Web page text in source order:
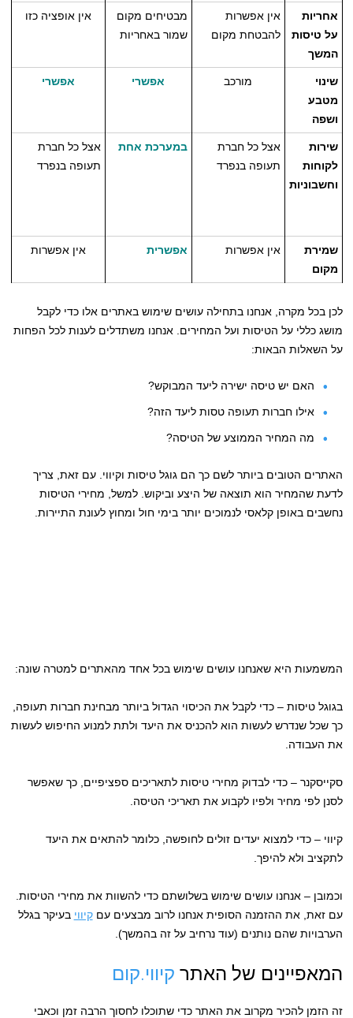
אחריות
על טיסות
המשך
אין אפשרות
להבטחת מקום
מבטיחים מקום
שמור באחריות
אין אופציה כזו
שינוי
מטבע
ושפה
מורכב אפשרי אפשרי
שירות
לקוחות
וחשבוניות
אצל כל חברת
תעופה בנפרד
במערכת אחת
אצל כל חברת
תעופה בנפרד
שמירת
מקום
אין אפשרות אפשרית אין אפשרות
לכן בכל מקרה, אנחנו בתחילה עושים שימוש באתרים אלו כדי לקבל
מושג כללי על הטיסות ועל המחירים. אנחנו משתדלים לענות לכל הפחות
על השאלות הבאות:
האם יש טיסה ישירה ליעד המבוקש?
אילו חברות תעופה טסות ליעד הזה?
מה המחיר הממוצע של הטיסה?
האתרים הטובים ביותר לשם כך הם גוגל טיסות וקיווי. עם זאת, צריך
לדעת שהמחיר הוא תוצאה של היצע וביקוש. למשל, מחירי הטיסות
נחשבים באופן קלאסי לנמוכים יותר בימי חול ומחוץ לעונת התיירות.
המשמעות היא שאנחנו עושים שימוש בכל אחד מהאתרים למטרה שונה:
בגוגל טיסות – כדי לקבל את הכיסוי הגדול ביותר מבחינת חברות תעופה,
כך שכל שנדרש לעשות הוא להכניס את היעד ולתת למנוע החיפוש לעשות
את העבודה.
סקייסקנר – כדי לבדוק מחירי טיסות לתאריכים ספציפיים, כך שאפשר
לסנן לפי מחיר ולפיו לקבוע את תאריכי הטיסה.
קיווי – כדי למצוא יעדים זולים לחופשה, כלומר להתאים את היעד
לתקציב ולא להיפך.
וכמובן – אנחנו עושים שימוש בשלושתם כדי להשוות את מחירי הטיסות.
עם זאת, את ההזמנה הסופית אנחנו לרוב מבצעים עםקיווי בעיקר בגלל
הערבויות שהם נותנים (עוד נרחיב על זה בהמשך).
המאפיינים של האתר קיווי.קום
זה הזמן להכיר מקרוב את האתר כדי שתוכלו לחסוך הרבה זמן וכאבי